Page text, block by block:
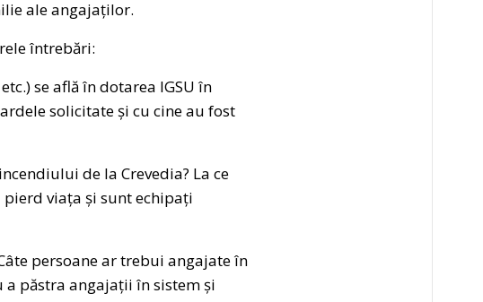
ale angajaților.
întrebări:
se află în dotarea IGSU în
solicitate și cu cine au fost
de la Crevedia? La ce
viața și sunt echipați
persoane ar trebui angajate în
păstra angajații în sistem și